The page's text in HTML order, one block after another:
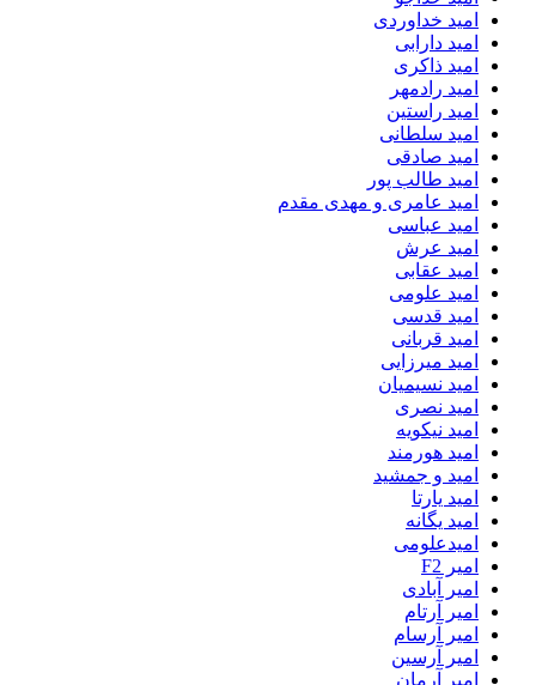
امید خداوردی
امید دارابی
امید ذاکری
امید رادمهر
امید راستین
امید سلطانی
امید صادقی
امید طالب پور
امید عامری و مهدی مقدم
امید عباسی
امید عرش
امید عقابی
امید علومی
امید قدسی
امید قربانی
امید میرزایی
امید نسیمیان
امید نصری
امید نیکویه
امید هورمند
امید و جمشید
امید یارتا
امید یگانه
امیدعلومی
امیر F2
امیر آبادی
امیر آرتام
امیر آرسام
امیر آرسین
امیر آرمان